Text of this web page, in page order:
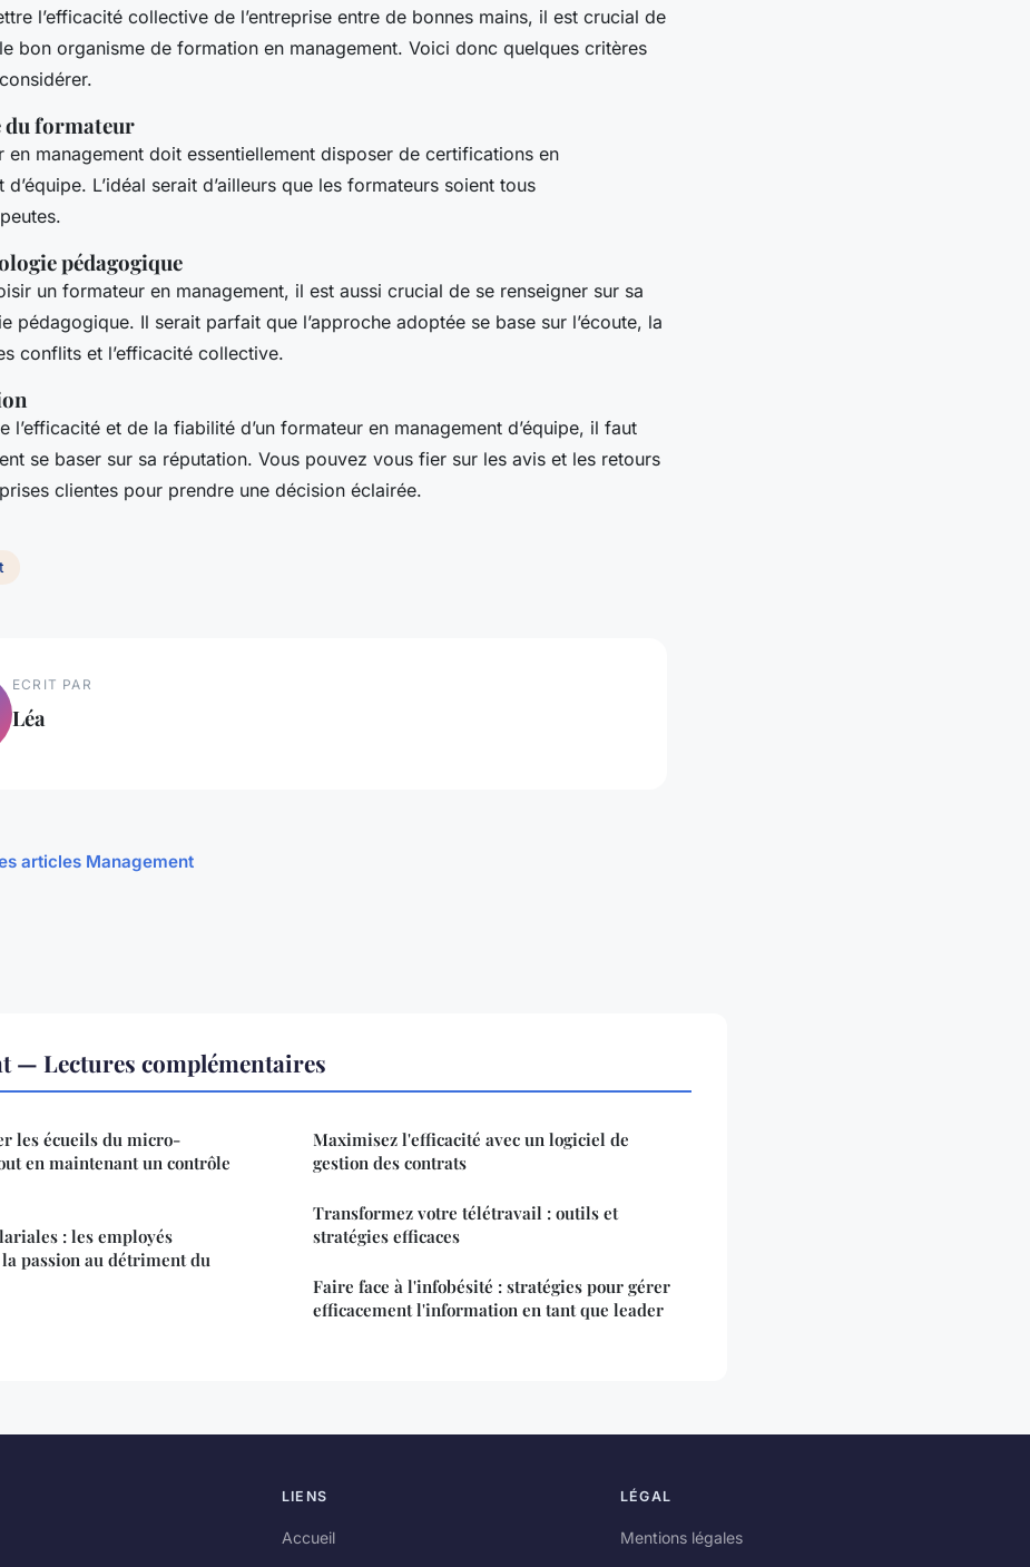
l’efficacité collective de l’entreprise entre de bonnes mains, il est crucial de
bon organisme de formation en management. Voici donc quelques critères
du formateur
en management doit essentiellement disposer de certifications en
d’équipe. L’idéal serait d’ailleurs que les formateurs soient tous
pédagogique
un formateur en management, il est aussi crucial de se renseigner sur sa
pédagogique. Il serait parfait que l’approche adoptée se base sur l’écoute, la
conflits et l’efficacité collective.
l’efficacité et de la fiabilité d’un formateur en management d’équipe, il faut
se baser sur sa réputation. Vous pouvez vous fier sur les avis et les retours
clientes pour prendre une décision éclairée.
ECRIT PAR
Léa
articles Management
— Lectures complémentaires
les écueils du micro-
en maintenant un contrôle
: les employés
passion au détriment du
Maximisez l'efficacité avec un logiciel de
gestion des contrats
Transformez votre télétravail : outils et
stratégies efficaces
Faire face à l'infobésité : stratégies pour gérer
efficacement l'information en tant que leader
LIENS
Accueil
LÉGAL
Mentions légales